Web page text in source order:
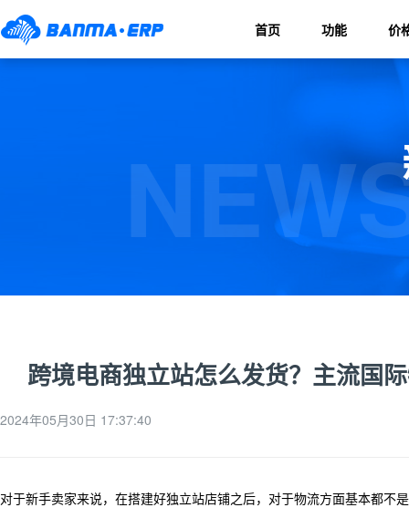
首页 功能 价
跨境电商独立站怎么发货？主流国
2024年05月30日 17:37:40
对于新手卖家来说，在搭建好独立站店铺之后，对于物流方面基本都不